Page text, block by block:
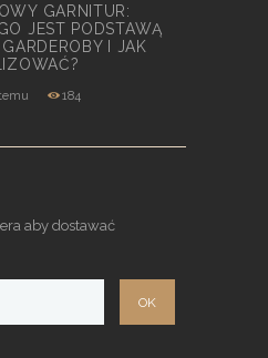
GARNITUR:
JEST PODSTAWĄ
I JAK
184
aby dostawać